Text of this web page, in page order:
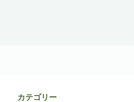
カテゴリー